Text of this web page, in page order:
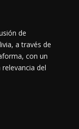
de
a través de
con un
del